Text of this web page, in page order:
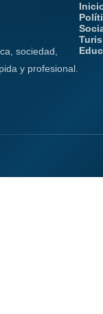
sociedad,
y profesional.